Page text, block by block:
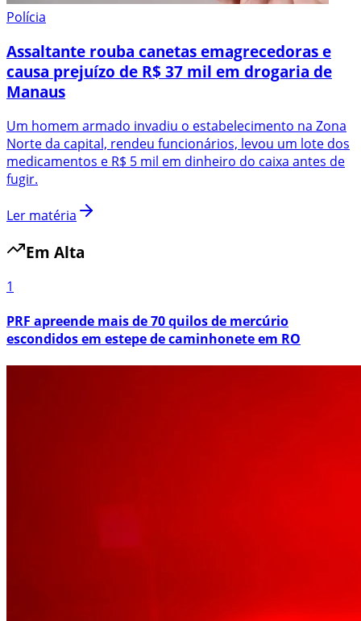
Polícia
Assaltante rouba canetas emagrecedoras e
causa prejuízo de R$ 37 mil em drogaria de
Manaus
Um homem armado invadiu o estabelecimento na Zona
Norte da capital, rendeu funcionários, levou um lote dos
medicamentos e R$ 5 mil em dinheiro do caixa antes de
fugir.
Ler matéria
Em Alta
1
PRF apreende mais de 70 quilos de mercúrio
escondidos em estepe de caminhonete em RO